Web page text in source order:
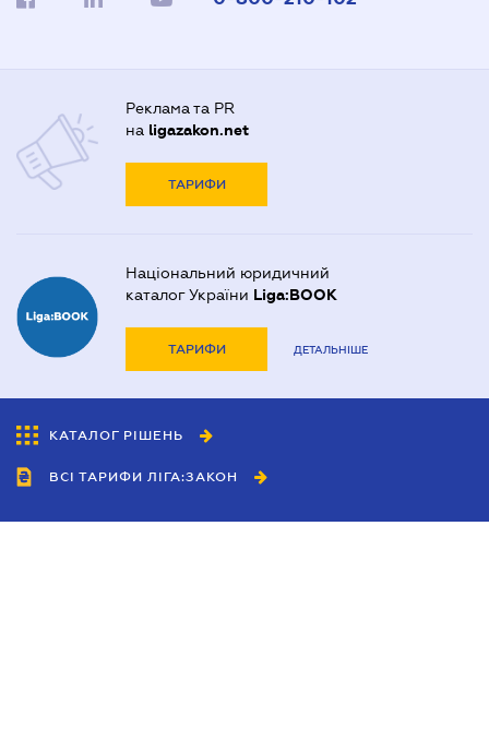
Реклама та PR
на ligazakon.net
ТАРИФИ
Національний юридичний
каталог України Liga:BOOK
ТАРИФИ ДЕТАЛЬНІШЕ
КАТАЛОГ РІШЕНЬ
ВСІ ТАРИФИ ЛІГА:ЗАКОН